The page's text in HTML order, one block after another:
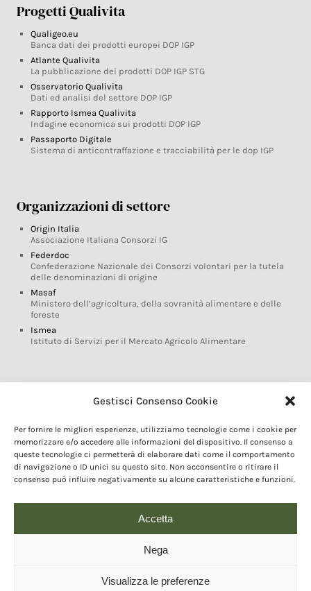
Gestisci Consenso Cookie
Per fornire le migliori esperienze, utilizziamo tecnologie come i cookie per
memorizzare e/o accedere alle informazioni del dispositivo. Il consenso a
queste tecnologie ci permetterà di elaborare dati come il comportamento
di navigazione o ID unici su questo sito. Non acconsentire o ritirare il
consenso può influire negativamente su alcune caratteristiche e funzioni.
Accetta
Nega
Visualizza le preferenze
Progetti Qualivita
Qualigeo.eu
Banca dati dei prodotti europei DOP IGP
Atlante Qualivita
La pubblicazione dei prodotti DOP IGP STG
Osservatorio Qualivita
Dati ed analisi del settore DOP IGP
Rapporto Ismea Qualivita
Indagine economica sui prodotti DOP IGP
Passaporto Digitale
Sistema di anticontraffazione e tracciabilità per le dop IGP
Organizzazioni di settore
Origin Italia
Associazione Italiana Consorzi IG
Federdoc
Confederazione Nazionale dei Consorzi volontari per la tutela
delle denominazioni di origine
Masaf
Ministero dell’agricoltura, della sovranità alimentare e delle
foreste
Ismea
Istituto di Servizi per il Mercato Agricolo Alimentare
Glossario DOP IGP
Marchi DOP IGP
Normativa prodotti DOP IGP
Consorzi di Tutela
Farm To Fork e prodotti DOP IGP